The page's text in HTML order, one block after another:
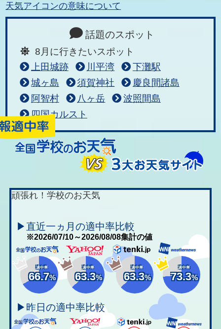
天気アイコンの意味について
話題のスポット
8月に行きたいスポット
上田城跡
川平湾
下灘駅
城ヶ島
須賀神社
慶良間諸島
阿智村
八ヶ岳
波照間島
四国カルスト
頑張れ！学校のお天気
▶直近一ヵ月の適中率比較
※2026/07/10～2026/08/08集計の値
適中率
66.7%
適中率
63.3%
適中率
63.3%
適中率
73.3%
▶昨日の適中率比較